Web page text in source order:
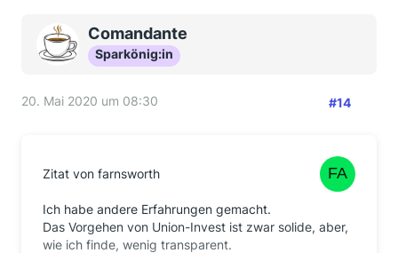
Comandante
Sparkönig:in
20. Mai 2020 um 08:30 #14
Zitat von farnsworth
Ich habe andere Erfahrungen gemacht.
Das Vorgehen von Union-Invest ist zwar solide, aber,
wie ich finde, wenig transparent.